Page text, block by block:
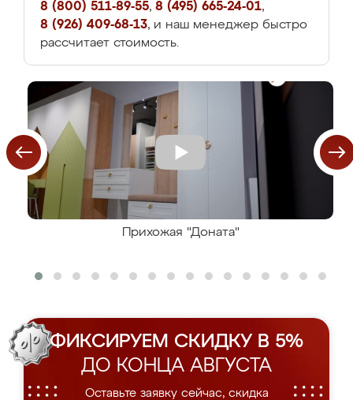
8 (800) 511-89-55, 8 (495) 665-24-01,
8 (926) 409-68-13, и наш менеджер быстро
рассчитает стоимость.
Прихожая "Доната"
ФИКСИРУЕМ СКИДКУ В 5%
ДО КОНЦА АВГУСТА
Оставьте заявку сейчас, скидка